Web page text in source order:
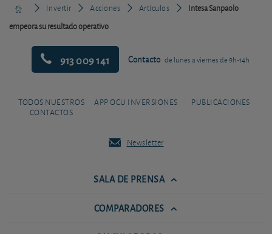
Invertir Acciones Artículos
Intesa Sanpaolo
empeora su resultado operativo
913 009 141 Contacto de lunes a viernes de 9h-14h
TODOS NUESTROS
CONTACTOS
APP OCU INVERSIONES PUBLICACIONES
Newsletter
SALA DE PRENSA
COMPARADORES